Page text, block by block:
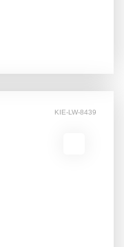
KIE-LW-8439